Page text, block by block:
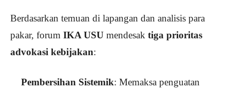
Berdasarkan temuan di lapangan dan analisis para
pakar, forum IKA USU mendesak tiga prioritas
advokasi kebijakan:
Pembersihan Sistemik: Memaksa penguatan